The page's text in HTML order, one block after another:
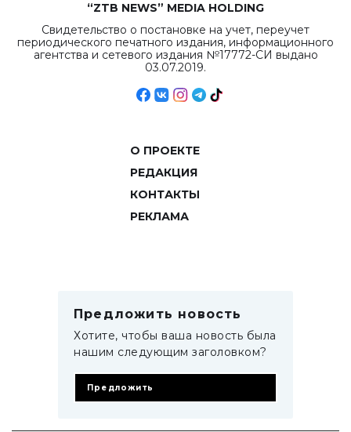
“ZTB NEWS” MEDIA HOLDING
Свидетельство о постановке на учет, переучет
периодического печатного издания, информационного
агентства и сетевого издания №17772-СИ выдано
03.07.2019.
О ПРОЕКТЕ
РЕДАКЦИЯ
КОНТАКТЫ
РЕКЛАМА
Предложить новость
Хотите, чтобы ваша новость была
нашим следующим заголовком?
Предложить